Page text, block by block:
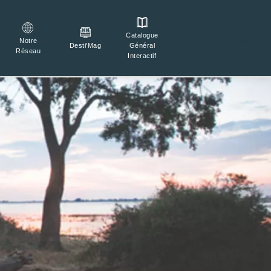
Notre
Réseau
Desti'Mag
Catalogue
Général
Interactif